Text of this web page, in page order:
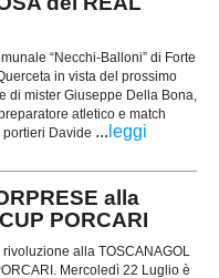
“Necchi-Balloni” di Forte
in vista del prossimo
di mister Giuseppe Della Bona,
atletico e match
Davide ... leggi
alla
PORCARI
rivoluzione alla TOSCANAGOL
Mercoledì 22 Luglio è